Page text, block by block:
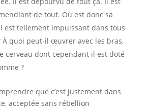
de tout. Où est donc sa
est tellement impuissant dans tous
À quoi peut-il œuvrer avec les bras,
cerveau dont cependant il est doté
?
que c’est justement dans
acceptée sans rébellion